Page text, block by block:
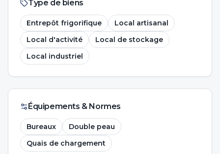
Type de biens
Entrepôt frigorifique
Local artisanal
Local d'activité
Local de stockage
Local industriel
Équipements & Normes
Bureaux
Double peau
Quais de chargement